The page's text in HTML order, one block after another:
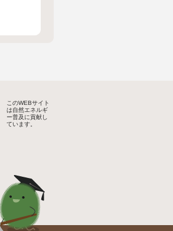
このWEBサイト
は自然エネルギ
ー普及に貢献し
ています。